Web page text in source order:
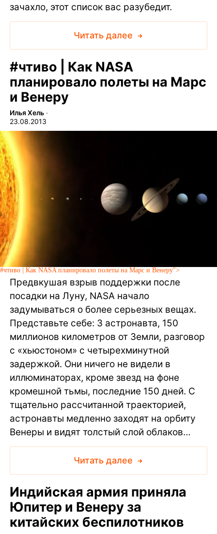
зачахло, этот список вас разубедит.
Читать далее
#чтиво | Как NASA
планировало полеты на Марс
и Венеру
Илья Хель ∙
23.08.2013
#чтиво | Как NASA планировало полеты на Марс и Венеру">
Предвкушая взрыв поддержки после
посадки на Луну, NASA начало
задумываться о более серьезных вещах.
Представьте себе: 3 астронавта, 150
миллионов километров от Земли, разговор
с «хьюстоном» с четырехминутной
задержкой. Они ничего не видели в
иллюминаторах, кроме звезд на фоне
кромешной тьмы, последние 150 дней. С
тщательно рассчитанной траекторией,
астронавты медленно заходят на орбиту
Венеры и видят толстый слой облаков…
Читать далее
Индийская армия приняла
Юпитер и Венеру за
китайских беспилотников